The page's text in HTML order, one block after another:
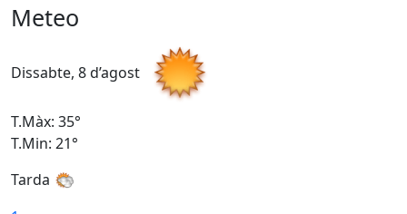
Meteo
Dissabte, 8 d’agost
T.Màx: 35°
T.Min: 21°
Tarda